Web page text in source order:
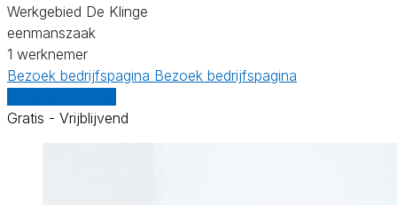
Werkgebied De Klinge
eenmanszaak
1 werknemer
Bezoek bedrijfspagina Bezoek bedrijfspagina
Gratis - Vrijblijvend